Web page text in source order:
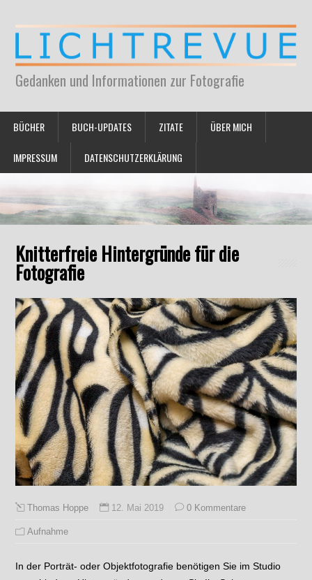
Gedanken und Informationen zur Fotografie
BÜCHER BUCH-UPDATES ZITATE ÜBER MICH
IMPRESSUM DATENSCHUTZERKLÄRUNG
Knitterfreie Hintergründe für die
Fotografie
Thomas Hoppe 12. Mai 2019 0 Kommentare
Aufnahme
In der Porträt- oder Objektfotografie benötigen Sie im Studio